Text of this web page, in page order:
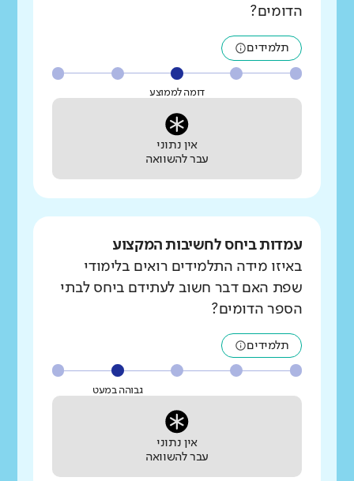
הדומים?
תלמידים
דומה לממוצע
אין נתוני
עבר להשוואה
עמדות ביחס לחשיבות המקצוע
באיזו מידה התלמידים רואים בלימודי
שפת האם דבר חשוב לעתידם ביחס לבתי
הספר הדומים?
תלמידים
גבוהה במעט
אין נתוני
עבר להשוואה